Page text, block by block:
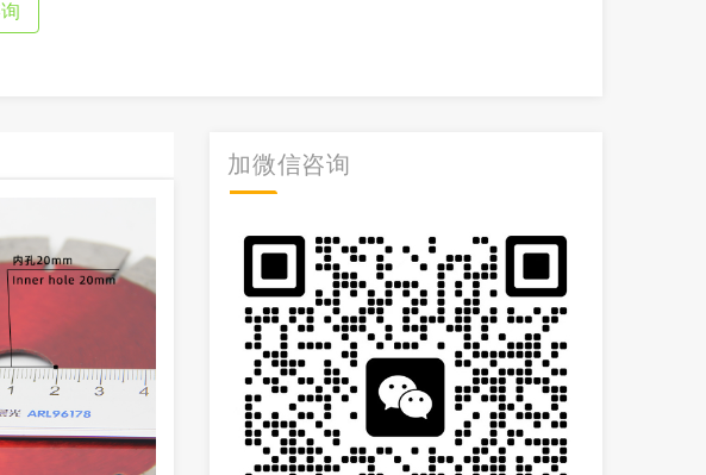
加微信咨询